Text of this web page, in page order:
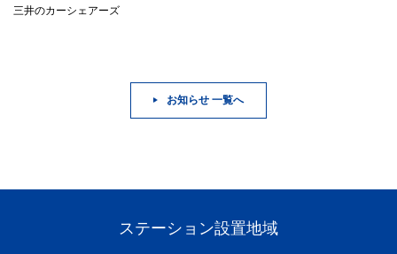
三井のカーシェアーズ
お知らせ 一覧へ
ステーション設置地域